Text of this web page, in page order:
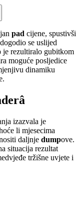
pad cijene, spustivši
se uslijed
je rezultiralo gubitkom
moguće posljedice
dinamiku
izazvala je
li mjesecima
daljnje dumpove.
situacija rezultat
tržišne uvjete i